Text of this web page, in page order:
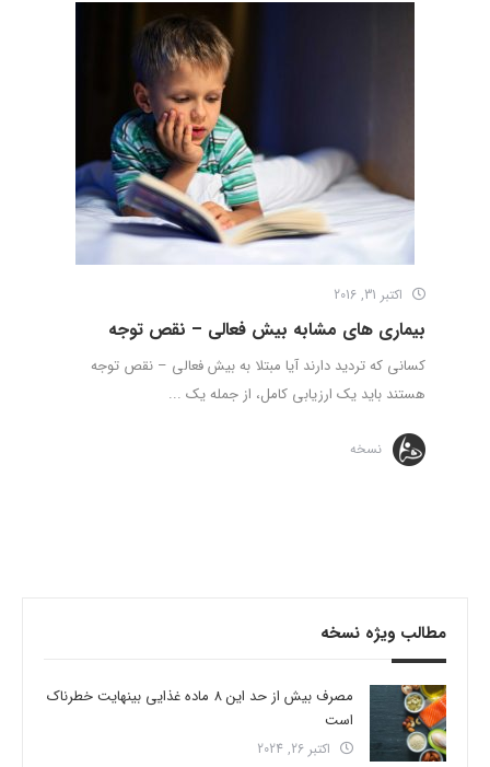
اکتبر 31, 2016
بیماری های مشابه بیش فعالی – نقص توجه
کسانی که تردید دارند آیا مبتلا به بیش فعالی – نقص توجه
هستند باید یک ارزیابی کامل، از جمله یک ...
نسخه
مطالب ویژه نسخه
مصرف بیش از حد این 8 ماده غذایی بینهایت خطرناک
است
اکتبر 26, 2024